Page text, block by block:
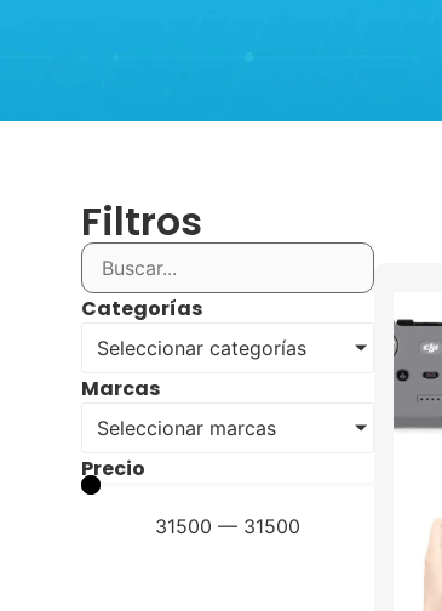
Filtros
Categorías
Seleccionar categorías
Marcas
Seleccionar marcas
Precio
31500 — 31500